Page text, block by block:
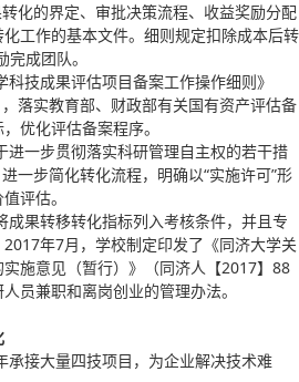
化的界定、审批决策流程、收益奖励分配
工作的基本文件。细则规定扣除成本后转
成团队。
技成果评估项目备案工作操作细则》
落实教育部、财政部有关国有资产评估备
优化评估备案程序。
进一步贯彻落实科研管理自主权的若干措
一步简化转化流程，明确以“实施许可”形
评估。
成果转移转化指标列入考核条件，并且专
年7月，学校制定印发了《同济大学关
施意见（暂行）》（同济人【2017】88
员兼职和离岗创业的管理办法。
承接大量四技项目，为企业解决技术难